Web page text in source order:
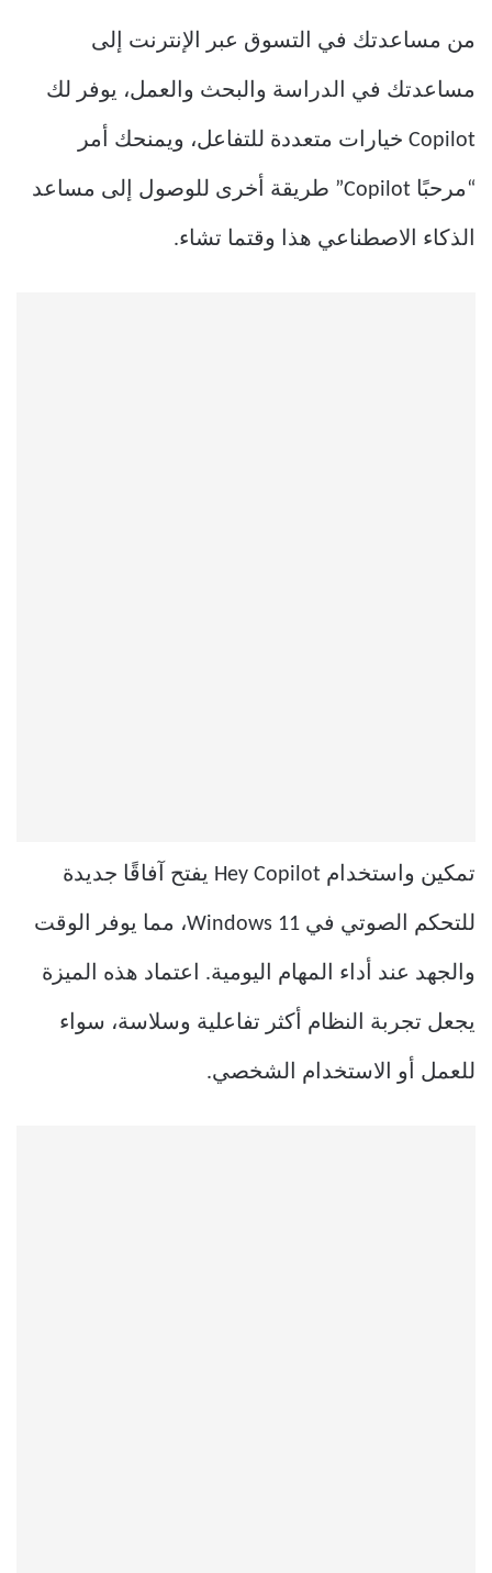
من مساعدتك في التسوق عبر الإنترنت إلى
مساعدتك في الدراسة والبحث والعمل، يوفر لك
Copilot خيارات متعددة للتفاعل، ويمنحك أمر
“مرحبًا Copilot” طريقة أخرى للوصول إلى مساعد
الذكاء الاصطناعي هذا وقتما تشاء.
تمكين واستخدام Hey Copilot يفتح آفاقًا جديدة
للتحكم الصوتي في Windows 11، مما يوفر الوقت
والجهد عند أداء المهام اليومية. اعتماد هذه الميزة
يجعل تجربة النظام أكثر تفاعلية وسلاسة، سواء
للعمل أو الاستخدام الشخصي.